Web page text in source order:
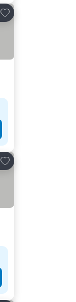
Lisää suosikkeihin
Lisää suosikkeihin